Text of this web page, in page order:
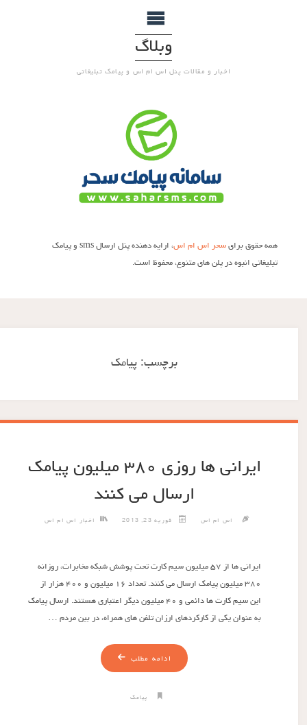
وبلاگ
اخبار و مقالات پنل اس ام اس و پیامک تبلیغاتی
همه حقوق برایسحر اس ام اس
، ارایه دهنده پنل ارسال sms و پیامک
تبلیغاتی انبوه در پلن های متنوع، محفوظ است.
برچسب:پیامک
ایرانی ها روزی ۳۸۰ میلیون پیامک
ارسال می کنند
اس ام اس فوریه 23, 2013 اخبار اس ام اس
ایرانی ها از ۵۷ میلیون سیم کارت تحت پوشش شبکه مخابرات، روزانه
۳۸۰ میلیون پیامک ارسال می کنند. تعداد ۱۶ میلیون و ۴۰۰ هزار از
این سیم کارت ها دائمی و ۴۰ میلیون دیگر اعتباری هستند. ارسال پیامک
به عنوان یکی از کارکردهای ارزان تلفن های همراه، در بین مردم …
ادامه مطلب
پیامک